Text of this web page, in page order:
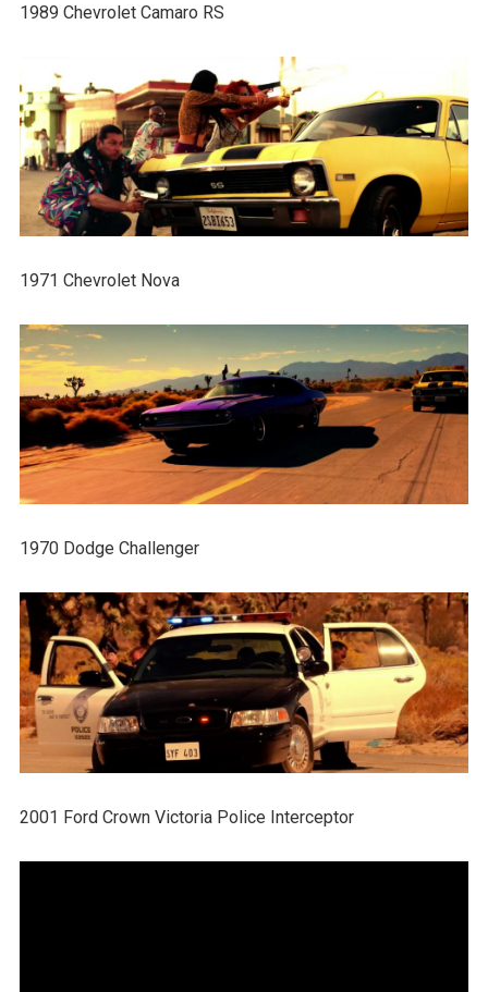
1989 Chevrolet Camaro RS
1971 Chevrolet Nova
1970 Dodge Challenger
2001 Ford Crown Victoria Police Interceptor